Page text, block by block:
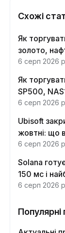
Схожі
Як
золото,
6 серп 2026
Як
SP500,
6 серп 2026
Ubisoft
жовтні: що
функцій
6 серп 2026
Solana
150 мс і
6 серп 2026
Популярні